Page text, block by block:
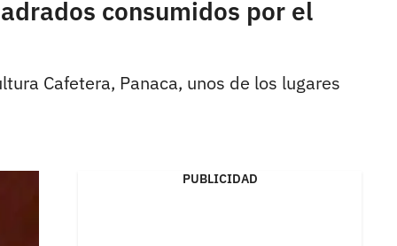
consumidos por el
Cafetera, Panaca, unos de los lugares
PUBLICIDAD